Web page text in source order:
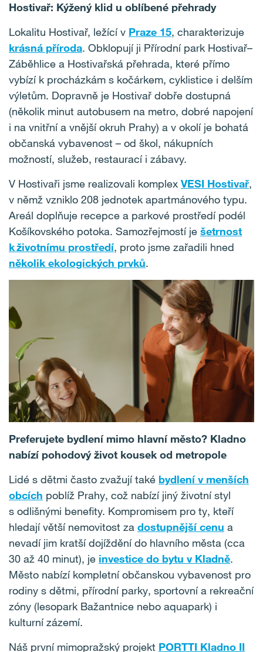
Hostivař: Kýžený klid u oblíbené přehrady
Lokalitu Hostivař, ležící v Praze 15, charakterizuje
krásná příroda. Obklopují ji Přírodní park Hostivař–
Záběhlice a Hostivařská přehrada, které přímo
vybízí k procházkám s kočárkem, cyklistice i delším
výletům. Dopravně je Hostivař dobře dostupná
(několik minut autobusem na metro, dobré napojení
i na vnitřní a vnější okruh Prahy) a v okolí je bohatá
občanská vybavenost – od škol, nákupních
možností, služeb, restaurací i zábavy.
V Hostivaři jsme realizovali komplex VESI Hostivař,
v němž vzniklo 208 jednotek apartmánového typu.
Areál doplňuje recepce a parkové prostředí podél
Košíkovského potoka. Samozřejmostí je šetrnost
k životnímu prostředí, proto jsme zařadili hned
několik ekologických prvků.
Preferujete bydlení mimo hlavní město? Kladno
nabízí pohodový život kousek od metropole
Lidé s dětmi často zvažují také bydlení v menších
obcích poblíž Prahy, což nabízí jiný životní styl
s odlišnými benefity. Kompromisem pro ty, kteří
hledají větší nemovitost za dostupnější cenu a
nevadí jim kratší dojíždění do hlavního města (cca
30 až 40 minut), je investice do bytu v Kladně.
Město nabízí kompletní občanskou vybavenost pro
rodiny s dětmi, přírodní parky, sportovní a rekreační
zóny (lesopark Bažantnice nebo aquapark) i
kulturní zázemí.
Náš první mimopražský projekt PORTTI Kladno II